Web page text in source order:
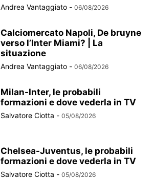
Andrea Vantaggiato - 06/08/2026
Calciomercato Napoli, De bruyne
verso l’Inter Miami? | La
situazione
Andrea Vantaggiato - 06/08/2026
Milan-Inter, le probabili
formazioni e dove vederla in TV
Salvatore Ciotta - 05/08/2026
Chelsea-Juventus, le probabili
formazioni e dove vederla in TV
Salvatore Ciotta - 05/08/2026